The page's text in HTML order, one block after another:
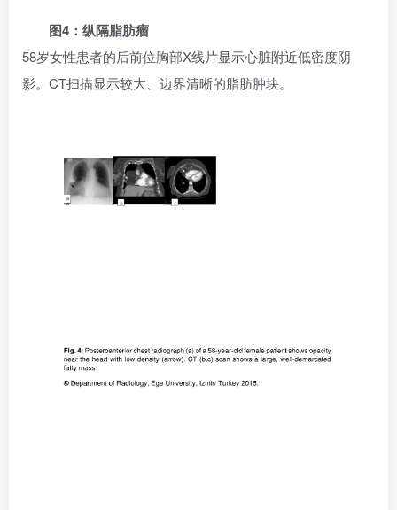
图4：纵隔脂肪瘤
58岁女性患者的后前位胸部X线片显示心脏附近低密度阴
影。CT扫描显示较大、边界清晰的脂肪肿块。